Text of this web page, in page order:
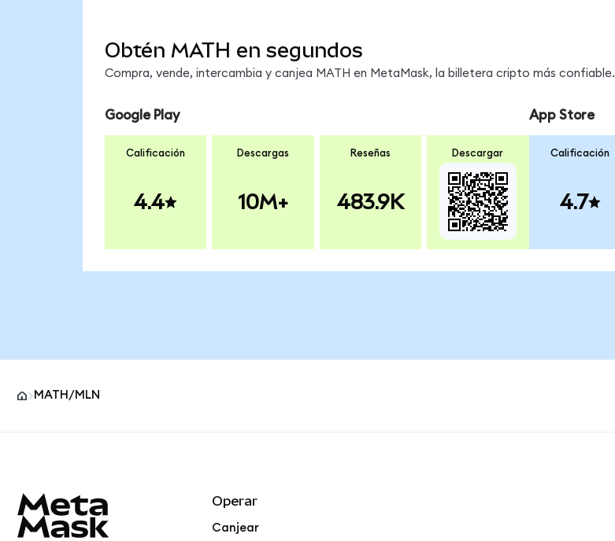
Obtén MATH en segundos
Compra, vende, intercambia y canjea MATH en MetaMask, la billetera cripto más confiable.
Google Play
Calificación
4.4
Descargas
10M+
Reseñas
483.9K
Descargar
App Store
Calificación
4.7
MATH/MLN
Operar
Canjear